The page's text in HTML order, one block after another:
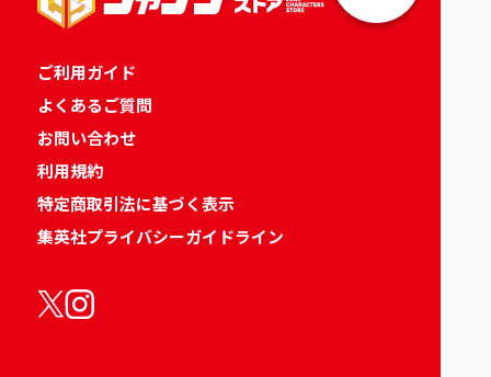
ご利用ガイド
よくあるご質問
お問い合わせ
利用規約
特定商取引法に基づく表示
集英社プライバシーガイドライン